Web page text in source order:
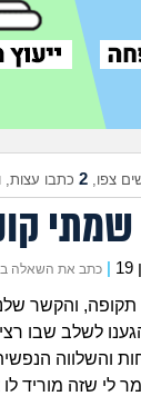
צפו, 2 כתבו עצות,
כתב את השאלה ב-16/09/25 בשעה
תקופה, והקשר
לשלב שבו
והשלווה
לי שזה מוריד